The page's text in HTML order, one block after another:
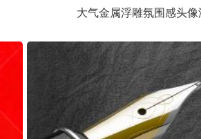
大气金属浮雕氛围感头